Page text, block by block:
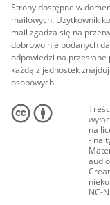
Strony dostępne w
mailowych. Użytkownik
mail zgadza się na
dobrowolnie podanych
odpowiedzi na
każdą z jednostek
osobowych.
na
- na
NC-